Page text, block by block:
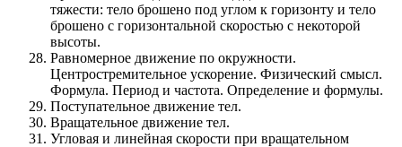
тяжести: тело брошено под углом к горизонту и тело
брошено с горизонтальной скоростью с некоторой
высоты.
Равномерное движение по окружности.
Центростремительное ускорение. Физический смысл.
Формула. Период и частота. Определение и формулы.
Поступательное движение тел.
Вращательное движение тел.
Угловая и линейная скорости при вращательном